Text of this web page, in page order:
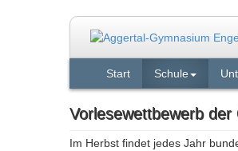
Start Schule
Vorlesewettbewerb der
Im Herbst findet jedes Jahr